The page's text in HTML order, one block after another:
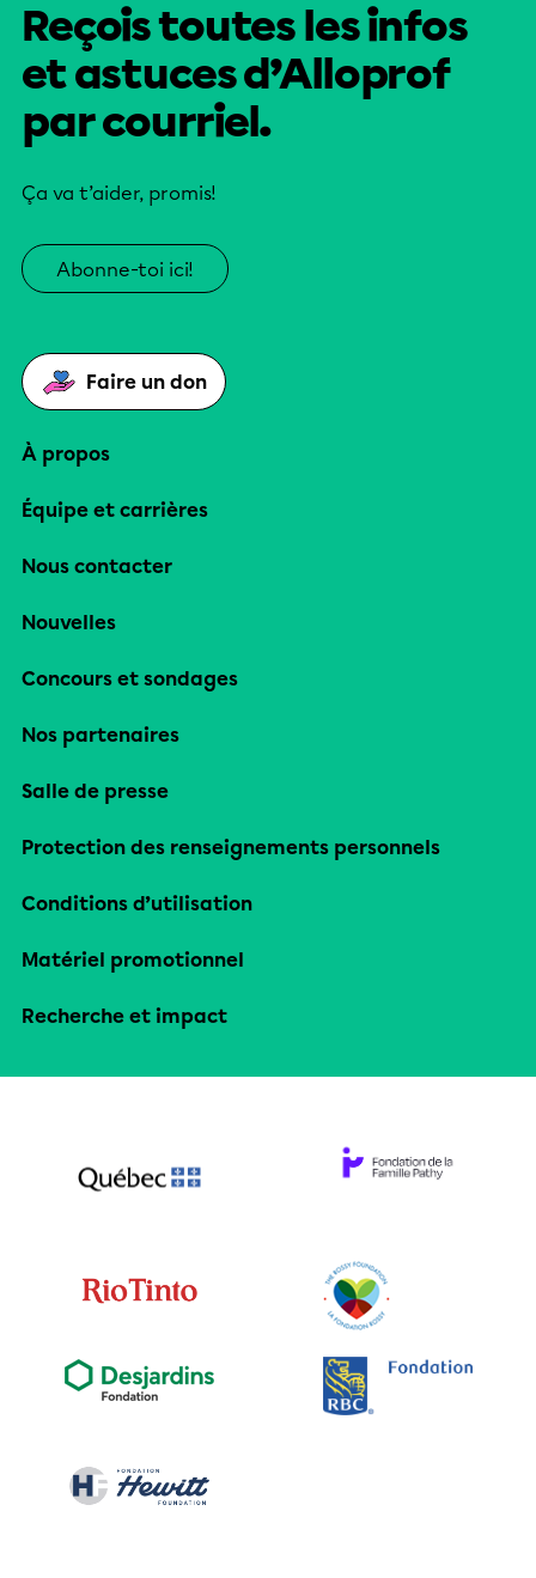
Reçois toutes les infos
et astuces d’Alloprof
par courriel.
Ça va t’aider, promis!
Abonne-toi ici!
Faire un don
À propos
Équipe et carrières
Nous contacter
Nouvelles
Concours et sondages
Nos partenaires
Salle de presse
Protection des renseignements personnels
Conditions d’utilisation
Matériel promotionnel
Recherche et impact